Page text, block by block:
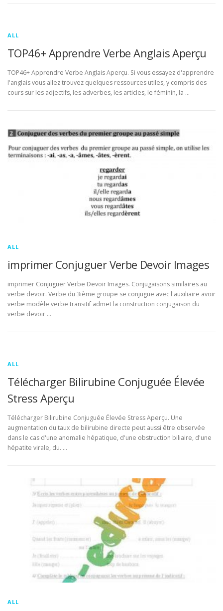
ALL
TOP46+ Apprendre Verbe Anglais Aperçu
TOP46+ Apprendre Verbe Anglais Aperçu. Si vous essayez d'apprendre
l'anglais vous allez trouvez quelques ressources utiles, y compris des
cours sur les adjectifs, les adverbes, les articles, le féminin, la …
ALL
imprimer Conjuguer Verbe Devoir Images
imprimer Conjuguer Verbe Devoir Images. Conjugaisons similaires au
verbe devoir. Verbe du 3ième groupe se conjugue avec l'auxiliaire avoir
verbe modèle verbe transitif admet la construction conjugaison du
verbe devoir …
ALL
Télécharger Bilirubine Conjuguée Élevée
Stress Aperçu
Télécharger Bilirubine Conjuguée Élevée Stress Aperçu. Une
augmentation du taux de bilirubine directe peut aussi être observée
dans le cas d'une anomalie hépatique, d'une obstruction biliaire, d'une
hépatite virale, du. …
ALL